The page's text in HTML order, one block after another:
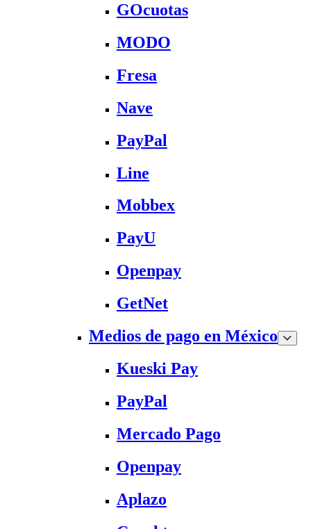
GOcuotas
MODO
Fresa
Nave
PayPal
Line
Mobbex
PayU
Openpay
GetNet
Medios de pago en México
Kueski Pay
PayPal
Mercado Pago
Openpay
Aplazo